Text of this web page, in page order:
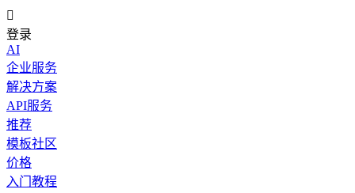

登录
AI
企业服务
解决方案
API服务
推荐
模板社区
价格
入门教程